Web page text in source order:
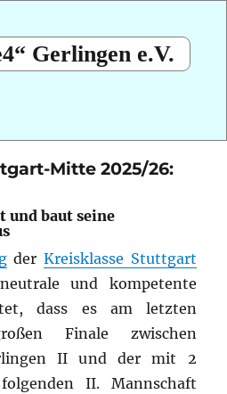
Gerlingen e.V.
Mitte 2025/26:
baut seine
der Kreisklasse Stuttgart
und kompetente
dass es am letzten
Finale zwischen
II und der mit 2
II. Mannschaft